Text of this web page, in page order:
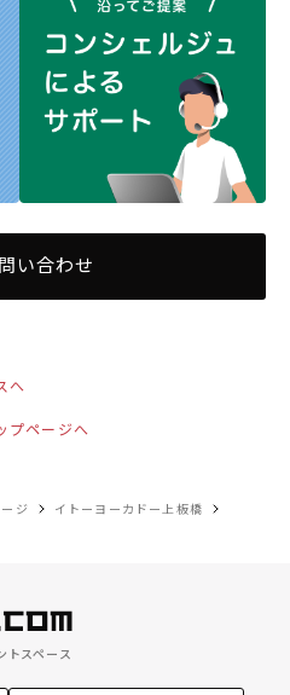
い合わせ
へ
プページへ
ジ
イトーヨーカドー上板橋
トスペース